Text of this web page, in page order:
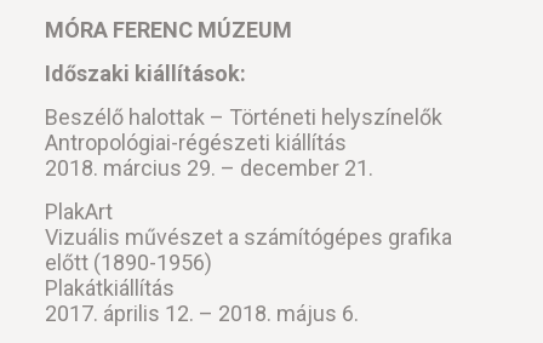
MÓRA FERENC MÚZEUM
Időszaki kiállítások:
Beszélő halottak – Történeti helyszínelők
Antropológiai-régészeti kiállítás
2018. március 29. – december 21.
PlakArt
Vizuális művészet a számítógépes grafika
előtt (1890-1956)
Plakátkiállítás
2017. április 12. – 2018. május 6.